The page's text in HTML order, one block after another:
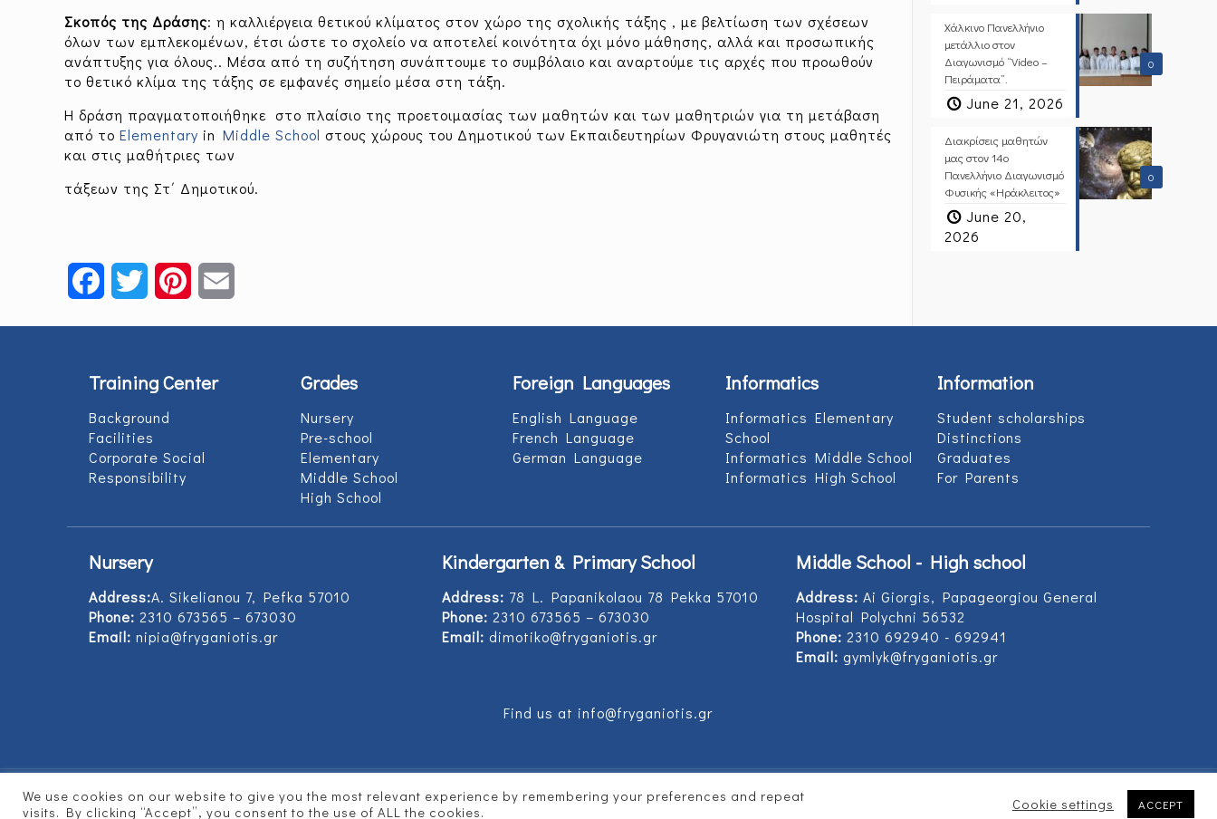
Σκοπός της Δράσης: η καλλιέργεια θετικού κλίματος στον χώρο της σχολικής τάξης , με βελτίωση των σχέσεων
όλων των εμπλεκομένων, έτσι ώστε το σχολείο να αποτελεί κοινότητα όχι μόνο μάθησης, αλλά και προσωπικής
ανάπτυξης για όλους.. Μέσα από τη συζήτηση συνάπτουμε το συμβόλαιο και αναρτούμε τις αρχές που προωθούν
το θετικό κλίμα της τάξης σε εμφανές σημείο μέσα στη τάξη.
Η δράση πραγματοποιήθηκε στο πλαίσιο της προετοιμασίας των μαθητών και των μαθητριών για τη μετάβαση
από τοElementary inMiddle School στους χώρους του Δημοτικού των Εκπαιδευτηρίων Φρυγανιώτη στους μαθητές
και στις μαθήτριες των
τάξεων της Στ΄ Δημοτικού.
FacebookTwitter Pinterest
0
Χάλκινο Πανελλήνιο
μετάλλιο στον
Διαγωνισμό “Video –
Πειράματα”.
June 21, 2026
0
Διακρίσεις μαθητών
μας στον 14ο
Πανελλήνιο Διαγωνισμό
Φυσικής «Ηράκλειτος»
June 20,
2026
Training Center
Background
Facilities
Corporate Social
Responsibility
Grades
Nursery
Pre-school
Elementary
Middle School
High School
Foreign Languages
English Language
French Language
German Language
Informatics
Informatics Elementary
School
Informatics Middle School
Informatics High School
Information
Student scholarships
Distinctions
Graduates
For Parents
Nursery
Address:Α. Sikelianou 7, Pefka 57010
Phone: 2310 673565 – 673030
Email: nipia@fryganiotis.gr
Kindergarten & Primary School
Address: 78 L. Papanikolaou 78 Pekka 57010
Phone: 2310 673565 – 673030
Email: dimotiko@fryganiotis.gr
Middle School - High school
Address: Ai Giorgis, Papageorgiou General
Hospital Polychni 56532
Phone: 2310 692940 - 692941
Email: gymlyk@fryganiotis.gr
Find us at info@fryganiotis.gr
© 2017 Εκπαιδευτήρια Φρυγανιώτη - Developed byVertitech
We use cookies on our website to give you the most relevant experience by remembering your preferences and repeat
visits. By clicking “Accept”, you consent to the use of ALL the cookies.
Cookie settings ACCEPT